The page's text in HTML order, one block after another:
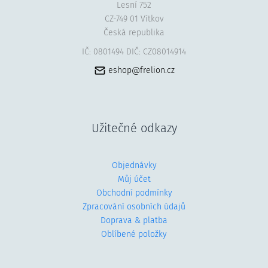
Lesní 752
CZ-749 01 Vítkov
Česká republika
IČ: 0801494 DIČ: CZ08014914
eshop@frelion.cz
Užitečné odkazy
Objednávky
Můj účet
Obchodní podmínky
Zpracování osobních údajů
Doprava & platba
Oblíbené položky